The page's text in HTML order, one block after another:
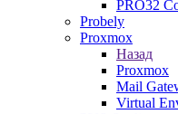
PRO32
Probely
Proxmox
Назад
Proxmox
Mail
Virtual